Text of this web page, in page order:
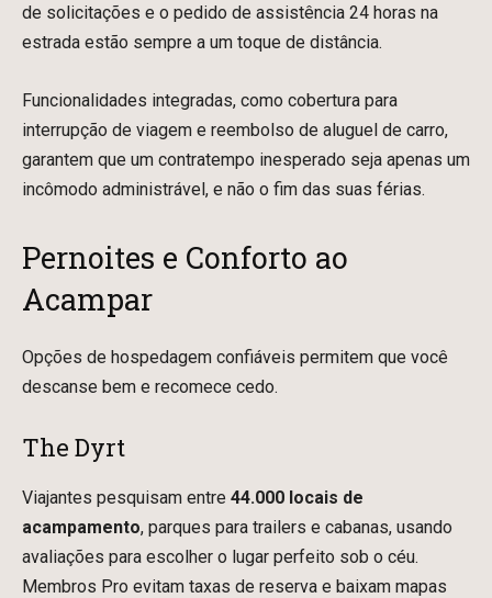
de solicitações e o pedido de assistência 24 horas na
estrada estão sempre a um toque de distância.
Funcionalidades integradas, como cobertura para
interrupção de viagem e reembolso de aluguel de carro,
garantem que um contratempo inesperado seja apenas um
incômodo administrável, e não o fim das suas férias.
Pernoites e Conforto ao
Acampar
Opções de hospedagem confiáveis permitem que você
descanse bem e recomece cedo.
The Dyrt
Viajantes pesquisam entre 44.000 locais de
acampamento, parques para trailers e cabanas, usando
avaliações para escolher o lugar perfeito sob o céu.
Membros Pro evitam taxas de reserva e baixam mapas